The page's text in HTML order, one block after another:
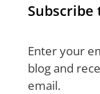
Subscribe
Enter your
blog and
email.